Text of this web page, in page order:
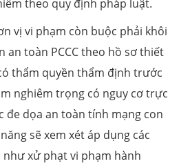
theo quy định pháp luật.
vị vi phạm còn buộc phải khôi
an toàn PCCC theo hồ sơ thiết
thẩm quyền thẩm định trước
nghiêm trọng có nguy cơ trực
đe dọa an toàn tính mạng con
sẽ xem xét áp dụng các
xử phạt vi phạm hành